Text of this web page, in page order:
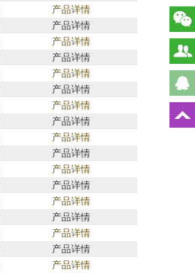
产品详情
产品详情
产品详情
产品详情
产品详情
产品详情
产品详情
产品详情
产品详情
产品详情
产品详情
产品详情
产品详情
产品详情
产品详情
产品详情
产品详情